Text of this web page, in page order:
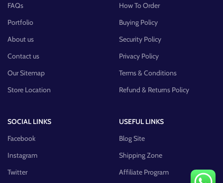
FAQs
Portfolio
About us
Contact us
Our Sitemap
Store Location
How To Order
Buying Policy
Security Policy
Privacy Policy
Terms & Conditions
Refund & Returns Policy
SOCIAL LINKS
Facebook
Instagram
Twitter
USEFUL LINKS
Blog Site
Shipping Zone
Affiliate Program